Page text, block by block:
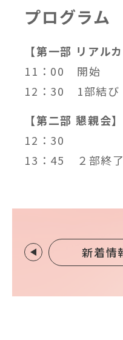
プログラム
【第一部 リアル
11：00 開始
12：30 1部結び
【第二部 懇親会】
12：30
13：45 ２部終了
新着情